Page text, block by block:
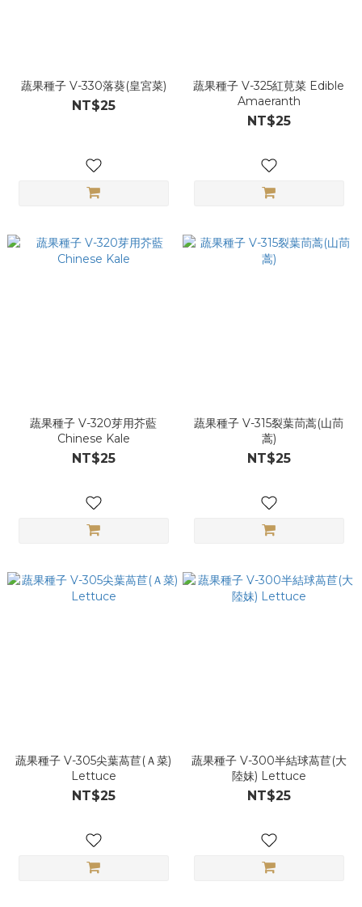
蔬果種子 V-330落葵(皇宮菜)
NT$25
蔬果種子 V-325紅莧菜 Edible
Amaeranth
NT$25
蔬果種子 V-320芽用芥藍
Chinese Kale
NT$25
蔬果種子 V-315裂葉茼蒿(山茼
蒿)
NT$25
蔬果種子 V-305尖葉萵苣(Ａ菜)
Lettuce
NT$25
蔬果種子 V-300半結球萵苣(大
陸妹) Lettuce
NT$25